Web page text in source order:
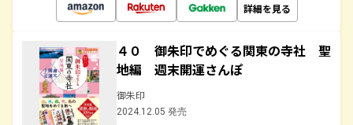
詳細を見る
４０ 御朱印でめぐる関東の寺社 聖
地編 週末開運さんぽ
御朱印
2024.12.05 発売